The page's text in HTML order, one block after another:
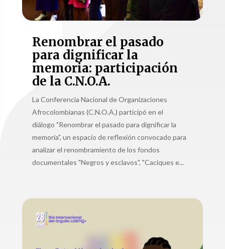
Renombrar el pasado
para dignificar la
memoria: participación
de la C.N.O.A.
La Conferencia Nacional de Organizaciones
Afrocolombianas (C.N.O.A.) participó en el
diálogo "Renombrar el pasado para dignificar la
memoria", un espacio de reflexión convocado para
analizar el renombramiento de los fondos
documentales "Negros y esclavos", "Caciques e...